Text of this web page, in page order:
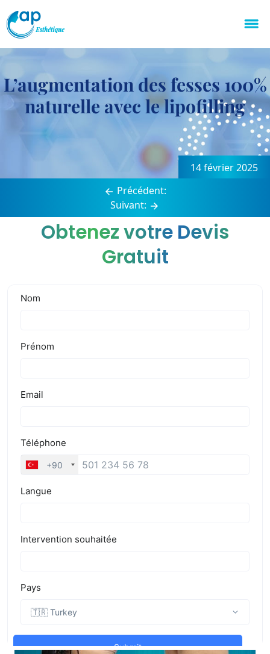
L’augmentation des fesses 100%
naturelle avec le lipofilling
14 février 2025
Navigation
l’article
Précédent:
Suivant:
Obtenez votre Devis
Gratuit